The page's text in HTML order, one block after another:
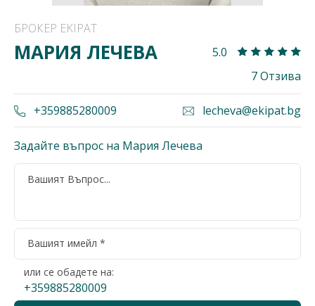
БРОКЕР EKIPAT
МАРИЯ ЛЕЧЕВА
5.0
7 Отзива
+359885280009 lecheva@ekipat.bg
Задайте въпрос на Мария Лечева
или се обадете на:
+359885280009